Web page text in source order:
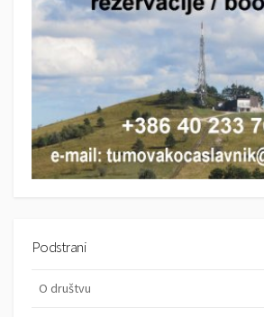
Podstrani
O društvu